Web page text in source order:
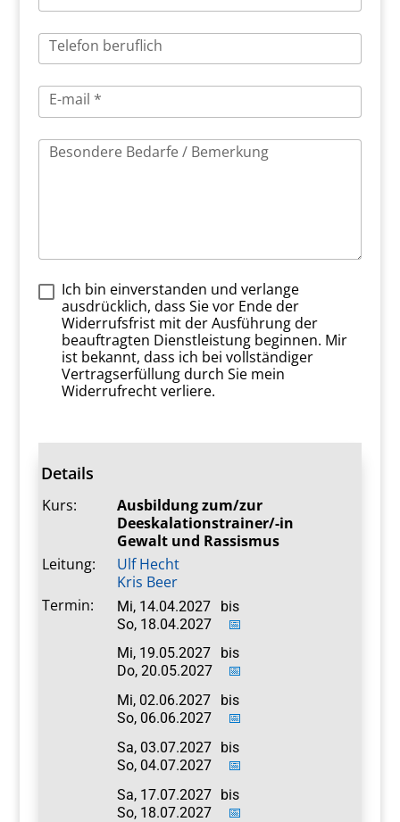
Telefon beruflich
E-mail *
Besondere Bedarfe / Bemerkung
Ich bin einverstanden und verlange
ausdrücklich, dass Sie vor Ende der
Widerrufsfrist mit der Ausführung der
beauftragten Dienstleistung beginnen. Mir
ist bekannt, dass ich bei vollständiger
Vertragserfüllung durch Sie mein
Widerrufrecht verliere.
Details
Kurs:
Ausbildung zum/zur
Deeskalationstrainer/-in
Gewalt und Rassismus
Leitung:
Ulf Hecht
Kris Beer
Termin:
Mi, 14.04.2027
bis
So, 18.04.2027
📅
Mi, 19.05.2027
bis
Do, 20.05.2027
📅
Mi, 02.06.2027
bis
So, 06.06.2027
📅
Sa, 03.07.2027
bis
So, 04.07.2027
📅
Sa, 17.07.2027
bis
So, 18.07.2027
📅